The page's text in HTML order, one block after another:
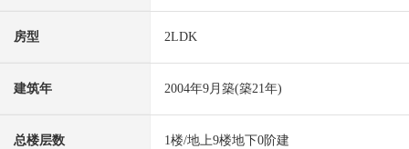
房型 2LDK
建筑年 2004年9月築(築21年)
总楼层数 1楼/地上9楼地下0阶建